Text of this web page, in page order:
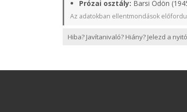
Prózai osztály: Barsi Ödön
Az adatokban ellentmondások
Hiba? Javítanivaló? Hiány? Jelezd a